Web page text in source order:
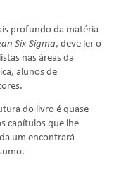
profundo da matéria
Six Sigma, deve ler o
nas áreas da
alunos de
do livro é quase
capítulos que lhe
um encontrará